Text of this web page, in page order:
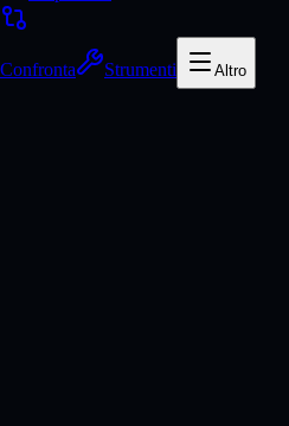
Confronta Strumenti Altro